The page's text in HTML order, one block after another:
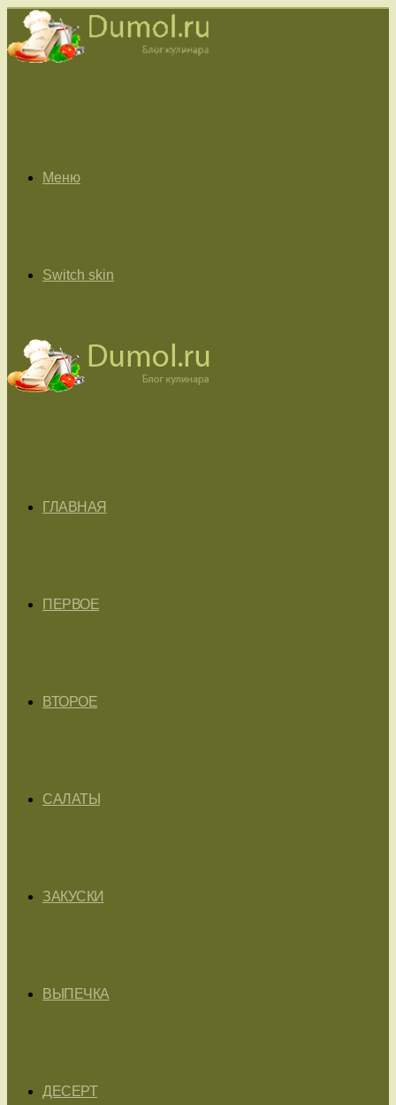
Меню
Switch skin
ГЛАВНАЯ
ПЕРВОЕ
ВТОРОЕ
САЛАТЫ
ЗАКУСКИ
ВЫПЕЧКА
ДЕСЕРТ